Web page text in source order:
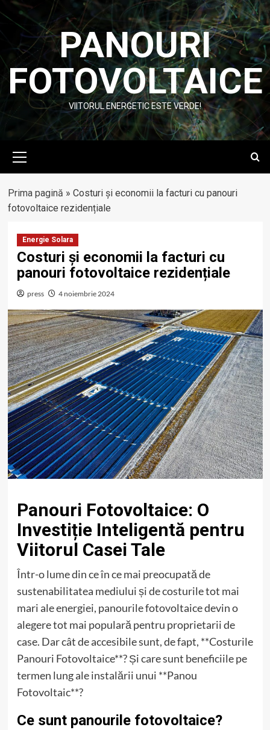
Skip
to
content
PANOURI
FOTOVOLTAICE
VIITORUL ENERGETIC ESTE VERDE!
Menu
Prima pagină » Costuri și economii la facturi cu panouri
fotovoltaice rezidențiale
Energie Solara
Costuri și economii la facturi cu
panouri fotovoltaice rezidențiale
press 4 noiembrie 2024
Panouri Fotovoltaice: O
Investiție Inteligentă pentru
Viitorul Casei Tale
Într-o lume din ce în ce mai preocupată de
sustenabilitatea mediului și de costurile tot mai
mari ale energiei, panourile fotovoltaice devin o
alegere tot mai populară pentru proprietarii de
case. Dar cât de accesibile sunt, de fapt, **Costurile
Panouri Fotovoltaice**? Și care sunt beneficiile pe
termen lung ale instalării unui **Panou
Fotovoltaic**?
Ce sunt panourile fotovoltaice?